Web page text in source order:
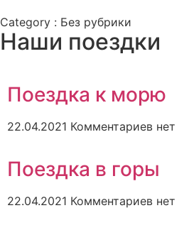
Category : Без рубрики
Наши поездки
Поездка к морю
22.04.2021 Комментариев нет
Поездка в горы
22.04.2021 Комментариев нет